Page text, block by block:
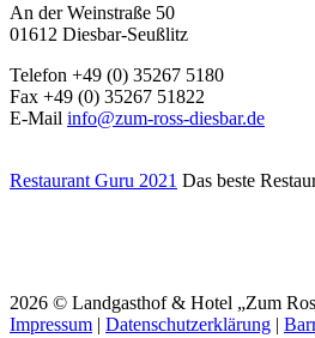
An der Weinstraße 50
01612 Diesbar-Seußlitz
Telefon +49 (0) 35267 5180
Fax +49 (0) 35267 51822
E-Mail info@zum-ross-diesbar.de
Restaurant Guru 2021 Das beste
2026 © Landgasthof & Hotel „Zum
Impressum | Datenschutzerklärung |